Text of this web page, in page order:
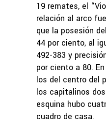
19 remates, el
relación al arco
que la posesión
44 por ciento, al
492-383 y
por ciento a 80.
los del centro del
los capitalinos
esquina hubo
cuadro de casa.